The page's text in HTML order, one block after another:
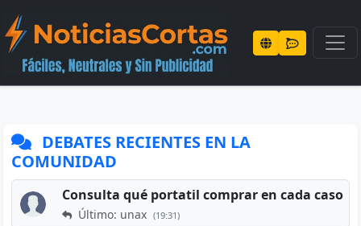
DEBATES RECIENTES EN LA
COMUNIDAD
Consulta qué portatil comprar en cada caso
Último: unax (19:31)